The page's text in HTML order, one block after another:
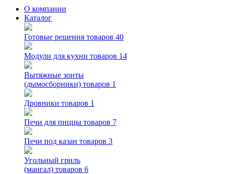
О компании
Каталог
Готовые решения товаров 40
Модули для кухни товаров 14
Вытяжные зонты
(дымосборники) товаров 1
Дровники товаров 1
Печи для пиццы товаров 7
Печи под казан товаров 3
Угольный гриль
(мангал) товаров 6